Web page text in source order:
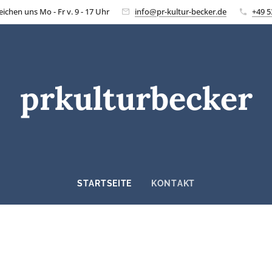
uns Mo - Fr v. 9 - 17 Uhr info@pr-kultur-becker.de +49
prkulturbecker
STARTSEITE KONTAKT